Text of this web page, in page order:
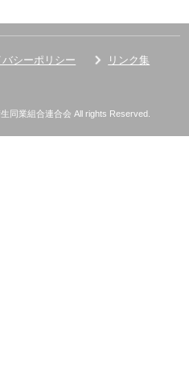
バシーポリシー
リンク集
同業組合連合会 All rights Reserved.